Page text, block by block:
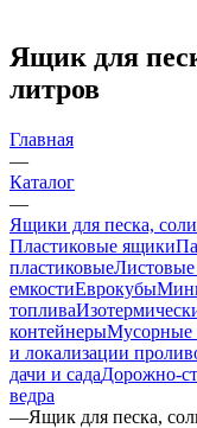
Ящик для
литров
Главная
—
Каталог
—
Ящики для песка,
Пластиковые ящики
пластиковыеЛистовые
емкостиЕврокубы
топлива
контейнерыМусорные
и локализации
дачи и садаДорожно-
ведра
—Ящик для песка,